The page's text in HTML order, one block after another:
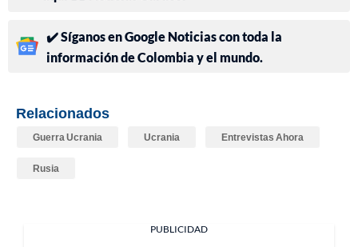
✔️ Síganos en Google Noticias con toda la
información de Colombia y el mundo.
Relacionados
Guerra Ucrania Ucrania Entrevistas Ahora
Rusia
PUBLICIDAD